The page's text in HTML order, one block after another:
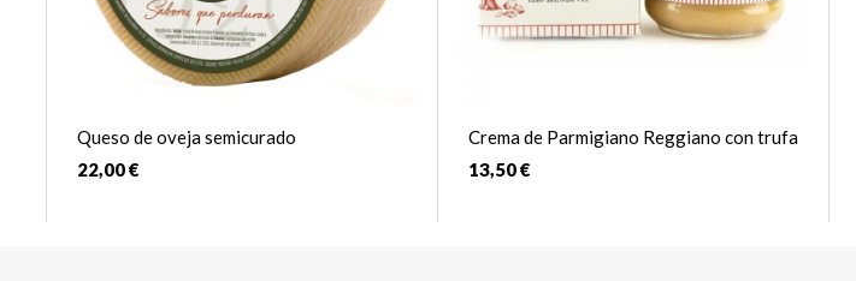
Queso de oveja semicurado
22,00 €
Crema de Parmigiano Reggiano con trufa
13,50 €